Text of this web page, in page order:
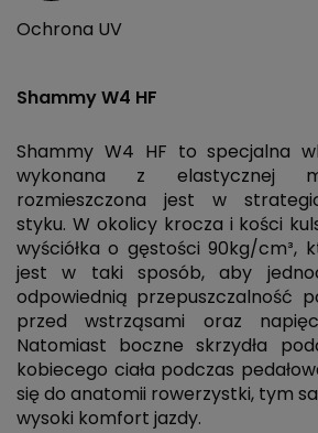
Ochrona UV
Shammy W4 HF
Shammy W4 HF to specjalna
wykonana z elastycznej
rozmieszczona jest w
styku. W okolicy krocza i kości
wyściółka o gęstości 90kg/cm³,
jest w taki sposób, aby
odpowiednią przepuszczalność
przed wstrząsami oraz
Natomiast boczne skrzydła
kobiecego ciała podczas
się do anatomii rowerzystki, tym
wysoki komfort jazdy.